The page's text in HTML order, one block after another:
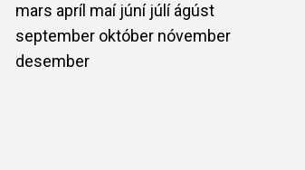
mars apríl maí júní júlíágúst
september október nóvember
desember